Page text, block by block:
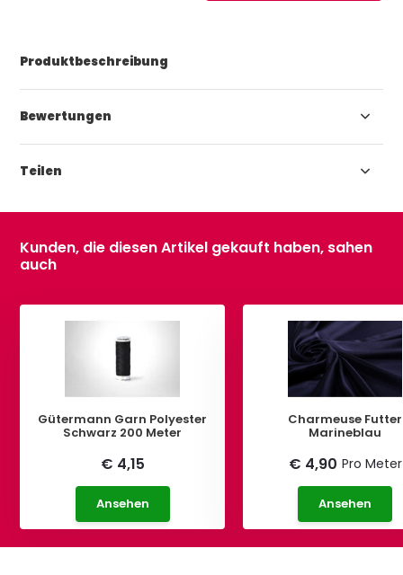
Produktbeschreibung
Bewertungen
Teilen
Kunden, die diesen Artikel gekauft haben, sahen
auch
Gütermann Garn Polyester
Schwarz 200 Meter
€ 4,15
Ansehen
Charmeuse Futter
Marineblau
€ 4,90 Pro Meter
Ansehen